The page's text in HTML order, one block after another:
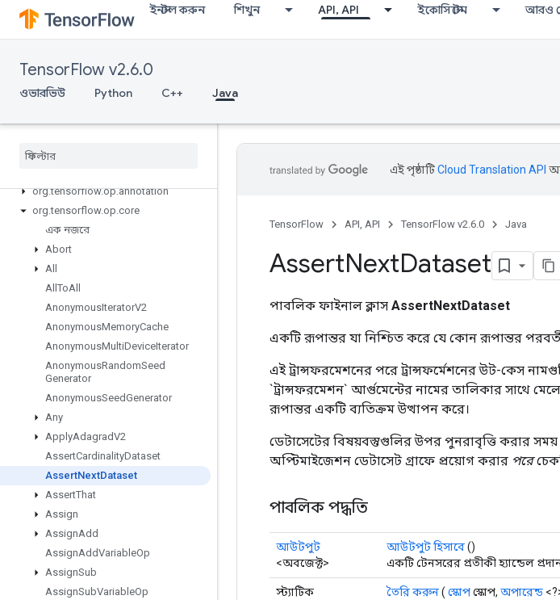
ইনস্টল করুন শিখুন API, API ইকোসিস্টেম আরও
TensorFlow v2.6.0
ওভারভিউ Python C++ Java
org.tensorflow
org.tensorflow.op.annotation
org.tensorflow.op.core
এক নজরে
Abort
All
All ToAll
AnonymousIteratorV2
AnonymousMemoryCache
AnonymousMultiDeviceIterator
AnonymousRandomSeed
Generator
AnonymousSeedGenerator
Any
ApplyAdagradV2
AssertCardinalityDataset
AssertNextDataset
AssertThat
Assign
AssignAdd
AssignAddVariableOp
AssignSub
AssignSubVariableOp
এই পৃষ্ঠাটিCloud Translation API
TensorFlow API, API TensorFlow v2.6.0 Java
AssertNextDataset
পাবলিক ফাইনাল ক্লাস AssertNextDataset
একটি রূপান্তর যা নিশ্চিত করে যে কোন রূপান্তর
এই ট্রান্সফরমেশনের পরে ট্রান্সফর্মেশনের উট-কেস
`ট্রান্সফরমেশন` আর্গুমেন্টের নামের তালিকার সাথে
রূপান্তর একটি ব্যতিক্রম উত্থাপন করে।
ডেটাসেটের বিষয়বস্তুগুলির উপর পুনরাবৃত্তি করার
অপ্টিমাইজেশন ডেটাসেট গ্রাফে প্রয়োগ করার পরে
পাবলিক পদ্ধতি
আউটপুট
<অবজেক্ট>
আউটপুট হিসাবে()
একটি টেনসরের প্রতীকী হ্যান্ডেল
স্ট্যাটিক
তৈরি করুন( স্কোপস্কোপ, অপারেন্ড